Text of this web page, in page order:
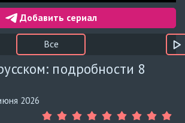
Добавить сериал
Все
подробности 8
2026